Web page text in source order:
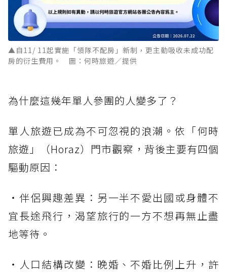
▲自11/ 11起實施「領隊不配房」新制，更主動吸收未成功配
房的衍生費用。 圖：何時旅遊／提供
為什麼這幾年單人參團的人變多了？
單人旅遊已成為不可忽視的浪潮。依「何時
旅遊」（Horaz）門市觀察，背後主要有四個
驅動原因：
・伴侶興趣差異：另一半不愛出國或身體不
宜長途飛行，渴望旅行的一方不想再無止盡
地等待。
・人口結構改變：晚婚、不婚比例上升，許